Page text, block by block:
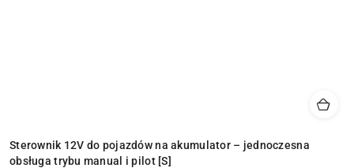
Sterownik 12V do pojazdów na akumulator – jednoczesna
obsługa trybu manual i pilot [S]